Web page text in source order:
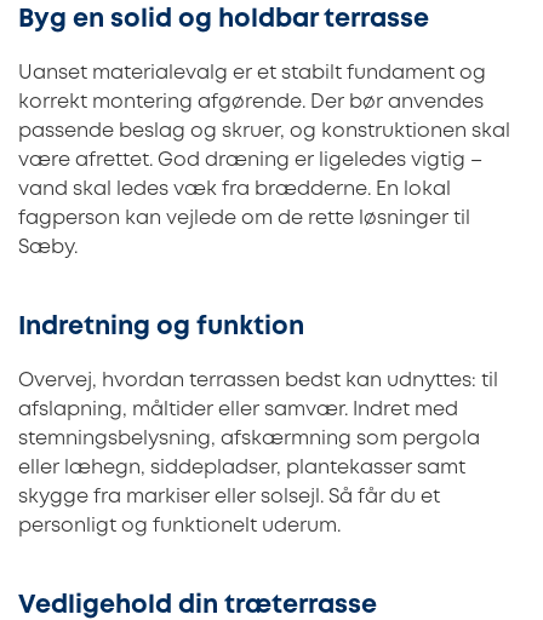
Byg en solid og holdbar terrasse
Uanset materialevalg er et stabilt fundament og
korrekt montering afgørende. Der bør anvendes
passende beslag og skruer, og konstruktionen skal
være afrettet. God dræning er ligeledes vigtig –
vand skal ledes væk fra brædderne. En lokal
fagperson kan vejlede om de rette løsninger til
Sæby.
Indretning og funktion
Overvej, hvordan terrassen bedst kan udnyttes: til
afslapning, måltider eller samvær. Indret med
stemningsbelysning, afskærmning som pergola
eller læhegn, siddepladser, plantekasser samt
skygge fra markiser eller solsejl. Så får du et
personligt og funktionelt uderum.
Vedligehold din træterrasse